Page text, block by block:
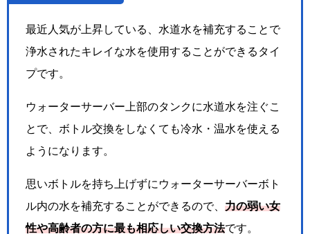
最近人気が上昇している、水道水を補充することで
浄水されたキレイな水を使用することができるタイ
プです。
ウォーターサーバー上部のタンクに水道水を注ぐこ
とで、ボトル交換をしなくても冷水・温水を使える
ようになります。
思いボトルを持ち上げずにウォーターサーバーボト
ル内の水を補充することができるので、 力の弱い女
性や高齢者の方に最も相応しい交換方法です。